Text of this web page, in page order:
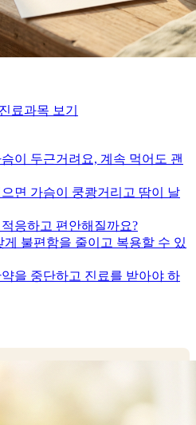
진료과목 보기
이 두근거려요, 계속 먹어도 괜
면 가슴이 쿵쾅거리고 땀이 날
응하고 편안해질까요?
불편함을 줄이고 복용할 수 있
을 중단하고 진료를 받아야 하